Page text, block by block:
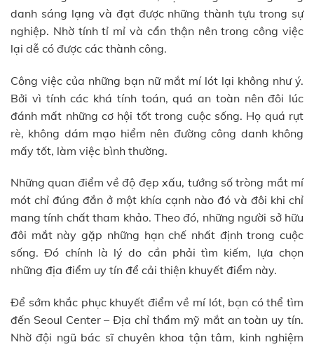
danh sáng lạng và đạt được những thành tựu trong sự
nghiệp. Nhờ tính tỉ mỉ và cẩn thận nên trong công việc
lại dễ có được các thành công.
Công việc của những bạn nữ mắt mí lót lại không như ý.
Bởi vì tính các khá tính toán, quá an toàn nên đôi lúc
đánh mất những cơ hội tốt trong cuộc sống. Họ quá rụt
rè, không dám mạo hiểm nên đường công danh không
mấy tốt, làm việc bình thường.
Những quan điểm về độ đẹp xấu, tướng số tròng mắt mí
mót chỉ đúng đắn ở một khía cạnh nào đó và đôi khi chỉ
mang tính chất tham khảo. Theo đó, những người sở hữu
đôi mắt này gặp những hạn chế nhất định trong cuộc
sống. Đó chính là lý do cần phải tìm kiếm, lựa chọn
những địa điểm uy tín để cải thiện khuyết điểm này.
Để sớm khắc phục khuyết điểm về mí lót, bạn có thể tìm
đến Seoul Center – Địa chỉ thẩm mỹ mắt an toàn uy tín.
Nhờ đội ngũ bác sĩ chuyên khoa tận tâm, kinh nghiệm